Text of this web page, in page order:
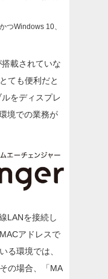
つWindows 10、
載されていな
ても便利だと
をディスプレ
境での業務が
LANを接続し
アドレスで
る環境では、
の場合、「MA